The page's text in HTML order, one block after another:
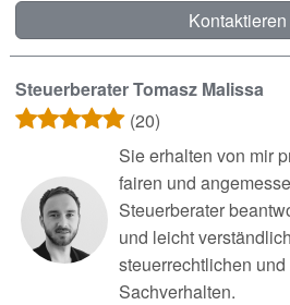
Kontaktieren
Steuerberater Tomasz Malissa
(20)
Sie erhalten von mir
fairen und
Steuerberater
und leicht
steuerrechtlichen
Sachverhalten.